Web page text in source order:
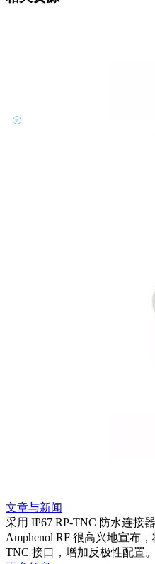
文章与新闻
采用 IP67 RP-TNC 防水连接
Amphenol RF 很高兴地宣布
TNC 接口，增加反极性配置。